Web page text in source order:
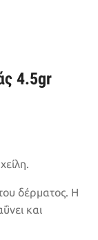
4.5gr
δέρματος. Η
και